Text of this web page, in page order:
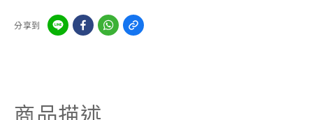
分享到
商品描述